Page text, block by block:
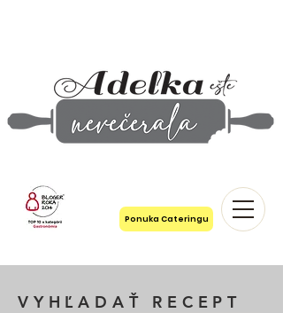
Ponuka Cateringu
VYHĽADAŤ RECEPT